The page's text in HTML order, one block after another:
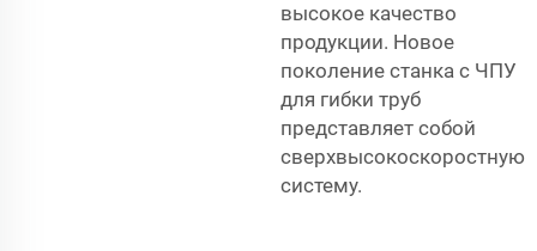
высокое качество
продукции. Новое
поколение станка с ЧПУ
для гибки труб
представляет собой
сверхвысокоскоростную
систему.